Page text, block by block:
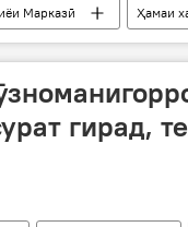
Марказӣ Ҳамаи
гирад,